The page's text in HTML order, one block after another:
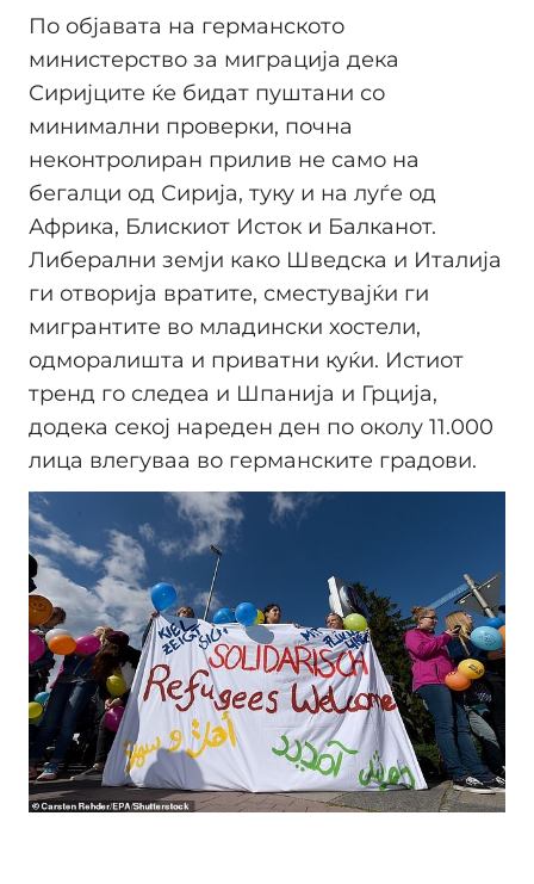
По објавата на германското
министерство за миграција дека
Сиријците ќе бидат пуштани со
минимални проверки, почна
неконтролиран прилив не само на
бегалци од Сирија, туку и на луѓе од
Африка, Блискиот Исток и Балканот.
Либерални земји како Шведска и Италија
ги отворија вратите, сместувајќи ги
мигрантите во младински хостели,
одморалишта и приватни куќи. Истиот
тренд го следеа и Шпанија и Грција,
додека секој нареден ден по околу 11.000
лица влегуваа во германските градови.